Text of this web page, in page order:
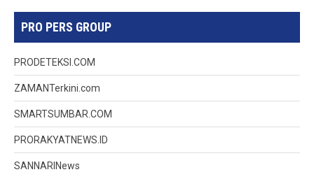
PRO PERS GROUP
PRODETEKSI.COM
ZAMANTerkini.com
SMARTSUMBAR.COM
PRORAKYATNEWS.ID
SANNARINews